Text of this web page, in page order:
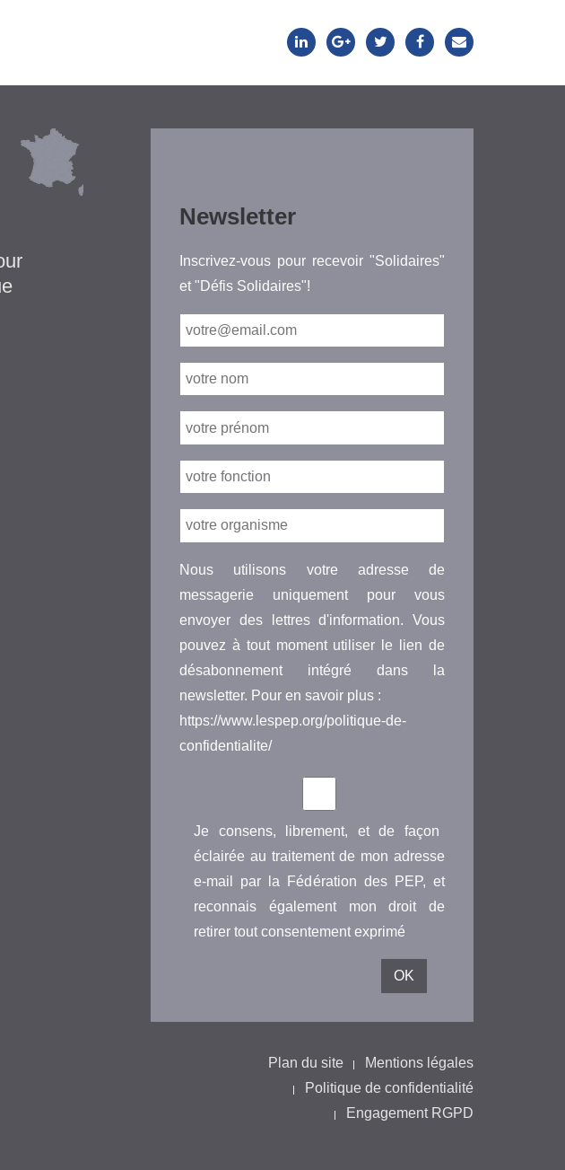
Newsletter
Inscrivez-vous pour recevoir "Solidaires"
et "Défis Solidaires"!
Nous utilisons votre adresse de
messagerie uniquement pour vous
envoyer des lettres d'information. Vous
pouvez à tout moment utiliser le lien de
désabonnement intégré dans la
newsletter. Pour en savoir plus :
https://www.lespep.org/politique-de-
confidentialite/
Je consens, librement, et de façon
éclairée au traitement de mon adresse
e-mail par la Fédération des PEP, et
reconnais également mon droit de
retirer tout consentement exprimé
Plan du site
Mentions légales
Politique de confidentialité
Engagement RGPD